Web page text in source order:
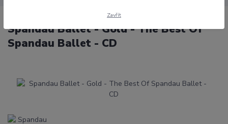
Spandau Ballet - Gold - The Best Of
Spandau Ballet - CD
Zavřít